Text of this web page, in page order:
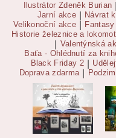
Ilustrátor Zdeněk Burian
Jarní akce Návrat
Velikonoční akce
Historie železnice a
Valentýnská
Baťa - Ohlédnutí za
Black Friday 2
Doprava zdarma